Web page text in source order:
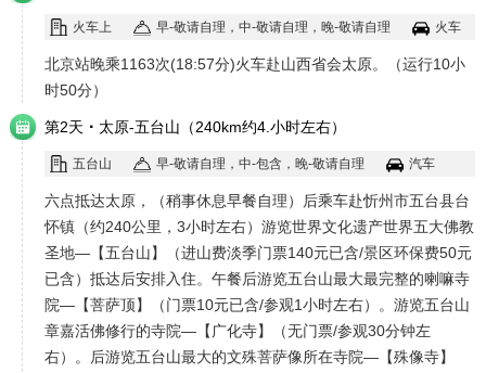
火车上 早-敬请自理，中-敬请自理，晚-敬请自理 火车
北京站晚乘1163次(18:57分)火车赴山西省会太原。（运行10小
时50分）
第2天 · 太原-五台山（240km约4.小时左右）
五台山 早-敬请自理，中-包含，晚-敬请自理 汽车
六点抵达太原，（稍事休息早餐自理）后乘车赴忻州市五台县台
怀镇（约240公里，3小时左右）游览世界文化遗产世界五大佛教
圣地—【五台山】（进山费淡季门票140元已含/景区环保费50元
已含）抵达后安排入住。午餐后游览五台山最大最完整的喇嘛寺
院—【菩萨顶】（门票10元已含/参观1小时左右）。游览五台山
章嘉活佛修行的寺院—【广化寺】（无门票/参观30分钟左
右）。后游览五台山最大的文殊菩萨像所在寺院—【殊像寺】